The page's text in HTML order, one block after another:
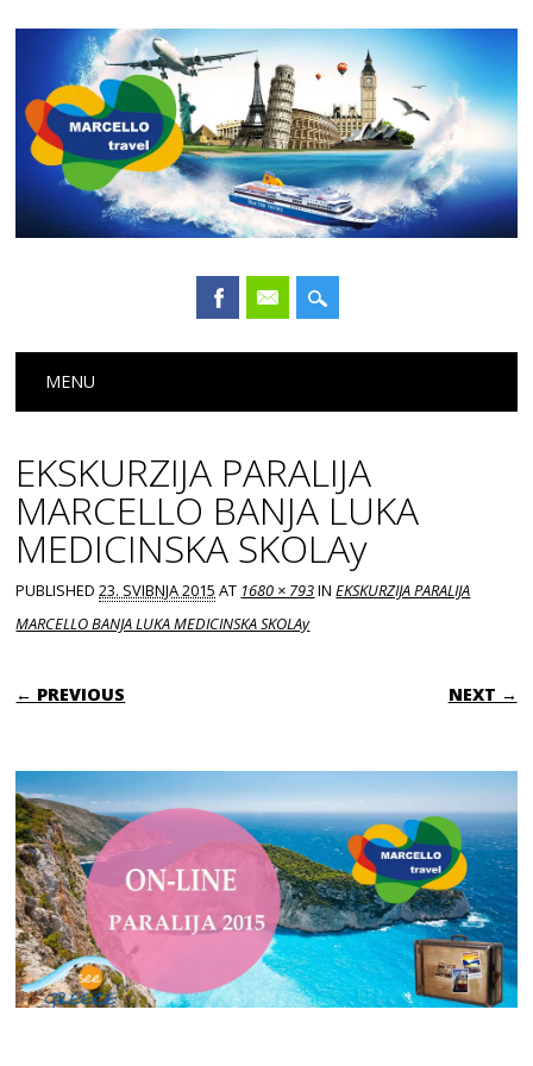
Main menu
MENU
EKSKURZIJA PARALIJA
MARCELLO BANJA LUKA
MEDICINSKA SKOLAy
PUBLISHED23. SVIBNJA 2015 AT 1680 × 793INEKSKURZIJA PARALIJA
MARCELLO BANJA LUKA MEDICINSKA SKOLAy
← PREVIOUS NEXT →